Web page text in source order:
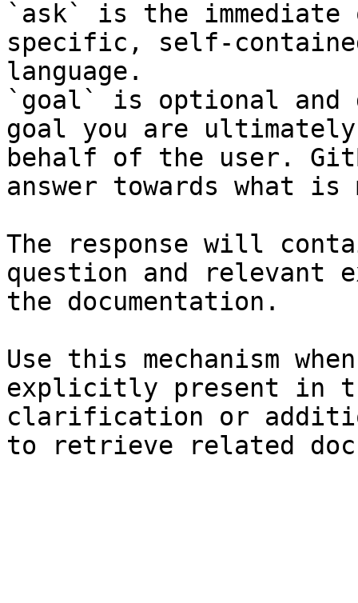
`ask` is the
specific, self-
language.
`goal` is optional and
goal you are
behalf of the user.
answer towards what
The response will
question and relevant
the documentation.
Use this mechanism
explicitly present in
clarification or